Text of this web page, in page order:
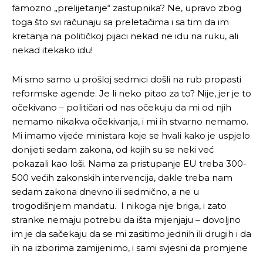
famozno „prelijetanje“ zastupnika? Ne, upravo zbog
toga što svi računaju sa preletačima i sa tim da im
kretanja na političkoj pijaci nekad ne idu na ruku, ali
nekad itekako idu!
Mi smo samo u prošloj sedmici došli na rub propasti
reformske agende. Je li neko pitao za to? Nije, jer je to
očekivano – političari od nas očekuju da mi od njih
nemamo nikakva očekivanja, i mi ih stvarno nemamo.
Mi imamo vijeće ministara koje se hvali kako je uspjelo
donijeti sedam zakona, od kojih su se neki već
pokazali kao loši. Nama za pristupanje EU treba 300-
500 većih zakonskih intervencija, dakle treba nam
sedam zakona dnevno ili sedmično, a ne u
trogodišnjem mandatu. I nikoga nije briga, i zato
stranke nemaju potrebu da išta mijenjaju – dovoljno
im je da sačekaju da se mi zasitimo jednih ili drugih i da
ih na izborima zamijenimo, i sami svjesni da promjene